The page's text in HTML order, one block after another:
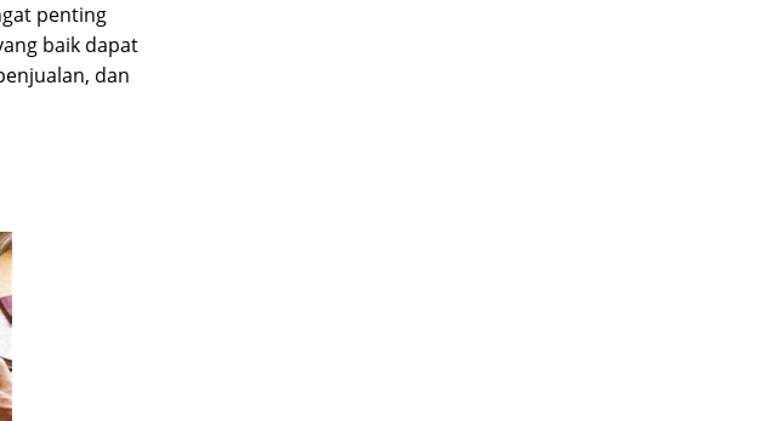
penting
baik dapat
dan